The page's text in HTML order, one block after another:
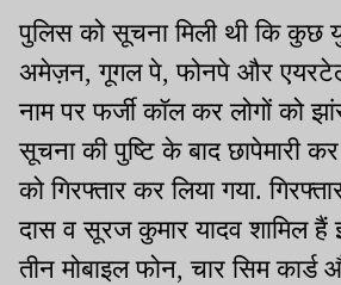
पुलिस को सूचना मिली थी कि कुछ
अमेज़न, गूगल पे, फोनपे और
नाम पर फर्जी कॉल कर लोगों को
सूचना की पुष्टि के बाद छापेमारी कर
को गिरफ्तार कर लिया गया.
दास व सूरज कुमार यादव शामिल
तीन मोबाइल फोन, चार सिम